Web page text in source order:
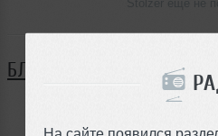
На сайте появился
БЛОГ